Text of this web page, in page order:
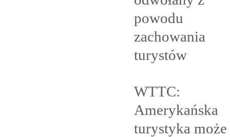
powodu
zachowania
turystów
WTTC:
Amerykańska
turystyka może